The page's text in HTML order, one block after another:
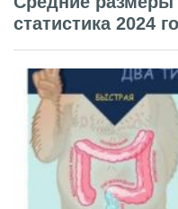
статистика 2024